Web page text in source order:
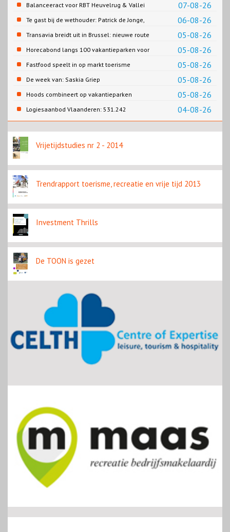
07-08-26
Balanceeract voor RBT Heuvelrug & Vallei
06-08-26
Te gast bij de wethouder: Patrick de Jonge,
Gemeente Emmen
05-08-26
Transavia breidt uit in Brussel: nieuwe route
naar Porto
05-08-26
Horecabond langs 100 vakantieparken voor
Cao-recreatie
05-08-26
Fastfood speelt in op markt toerisme
05-08-26
De week van: Saskia Griep
05-08-26
Hoods combineert op vakantieparken
recreatie en wonen
04-08-26
Logiesaanbod Vlaanderen: 531.242
slaapplaatsen
Vrijetijdstudies nr 2 - 2014
Trendrapport toerisme, recreatie en vrije tijd 2013
Investment Thrills
De TOON is gezet